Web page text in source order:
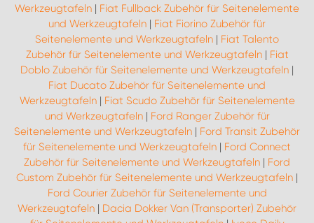
Werkzeugtafeln | Fiat Fullback Zubehör für Seitenelemente
und Werkzeugtafeln | Fiat Fiorino Zubehör für
Seitenelemente und Werkzeugtafeln | Fiat Talento
Zubehör für Seitenelemente und Werkzeugtafeln| Fiat
Doblo Zubehör für Seitenelemente und Werkzeugtafeln |
Fiat Ducato Zubehör für Seitenelemente und
Werkzeugtafeln| Fiat Scudo Zubehör für Seitenelemente
und Werkzeugtafeln| Ford Ranger Zubehör für
Seitenelemente und Werkzeugtafeln | Ford Transit Zubehör
für Seitenelemente und Werkzeugtafeln | Ford Connect
Zubehör für Seitenelemente und Werkzeugtafeln | Ford
Custom Zubehör für Seitenelemente und Werkzeugtafeln |
Ford Courier Zubehör für Seitenelemente und
Werkzeugtafeln | Dacia Dokker Van (Transporter) Zubehör